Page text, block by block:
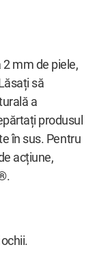
mm de piele,
să
a
produsul
în sus. Pentru
acțiune,
.